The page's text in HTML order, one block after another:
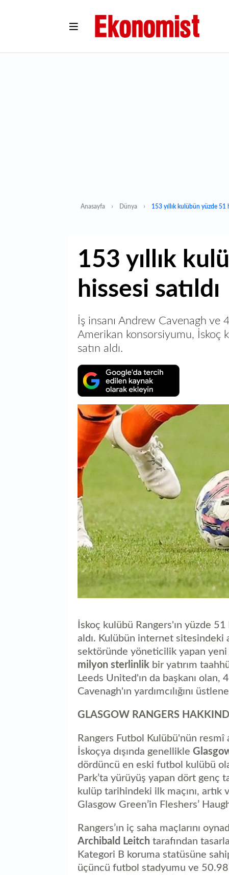
Anasayfa Dünya 153 yıllık kulübün yüzde 51
153 yıllık
hissesi satıldı
İş insanı Andrew Cavenagh
Amerikan konsorsiyumu, İskoç
satın aldı.
İskoç kulübü Rangers'ın yüzde
aldı. Kulübün internet sitesindeki
sektöründe yöneticilik yapan yeni
milyon sterlinlik bir yatırım
Leeds United'ın da başkanı olan,
Cavenagh'ın yardımcılığını
GLASGOW RANGERS
Rangers Futbol Kulübü'nün resmî
İskoçya dışında genellikle
dördüncü en eski futbol kulübü
Park’ta yürüyüş yapan dört genç
kulüp tarihindeki ilk maçını, artık
Glasgow Green’in Fleshers’
Rangers’ın iç saha maçlarını
Archibald Leitch tarafından
Kategori B koruma statüsüne
üçüncü futbol stadyumu ve